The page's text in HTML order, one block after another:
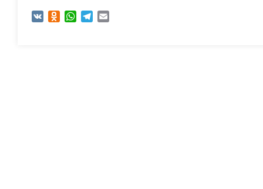
VK Odnoklassniki
WhatsAppTelegram